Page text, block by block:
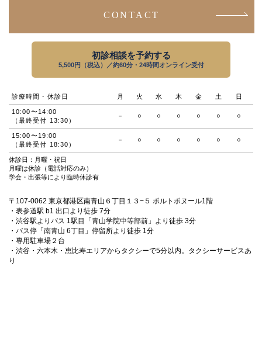
CONTACT
初診相談を予約する
5,500円（税込）／約60分・24時間オンライン受付
診療時間・休診日 月 火 水 木 金 土 日
10:00〜14:00
（最終受付 13:30）
－ ○ ○ ○ ○ ○ ○
15:00〜19:00
（最終受付 18:30）
－ ○ ○ ○ ○ ○ ○
休診日：月曜・祝日
月曜は休診（電話対応のみ）
学会・出張等により臨時休診有
〒107-0062 東京都港区南青山６丁目１３−５ ポルトポヌール1階
・表参道駅 b1 出口より徒歩 7分
・渋谷駅よりバス 1駅目「青山学院中等部前」より徒歩 3分
・バス停「南青山 6丁目」停留所より徒歩 1分
・専用駐車場２台
・渋谷・六本木・恵比寿エリアからタクシーで5分以内。タクシーサービスあ
り